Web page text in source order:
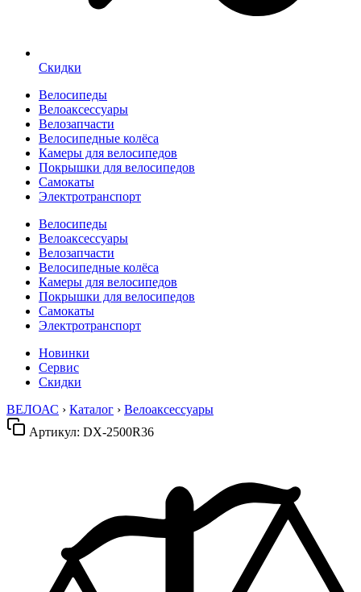
Скидки
Велосипеды
Велоаксессуары
Велозапчасти
Велосипедные колёса
Камеры для велосипедов
Покрышки для велосипедов
Самокаты
Электротранспорт
Велосипеды
Велоаксессуары
Велозапчасти
Велосипедные колёса
Камеры для велосипедов
Покрышки для велосипедов
Самокаты
Электротранспорт
Новинки
Сервис
Скидки
ВЕЛОАС › Каталог › Велоаксессуары
Артикул: DX-2500R36